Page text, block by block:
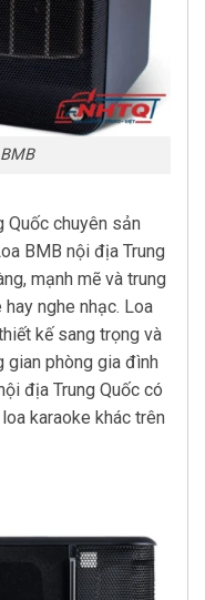
Quốc chuyên sản
BMB nội địa Trung
mạnh mẽ và trung
nghe nhạc. Loa
kế sang trọng và
gian phòng gia đình
địa Trung Quốc có
karaoke khác trên